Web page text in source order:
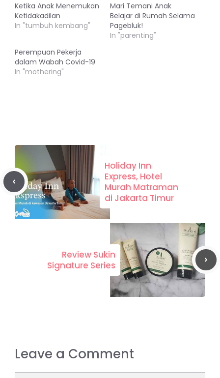
Ketika Anak Menemukan
Ketidakadilan
In "tumbuh kembang"
Mari Temani Anak
Belajar di Rumah Selama
Pagebluk!
In "parenting"
Perempuan Pekerja
dalam Wabah Covid-19
In "mothering"
Holiday Inn
Express, Hotel
Murah Matraman
di Jakarta Timur
Review Sukin
Signature Series
Leave a Comment